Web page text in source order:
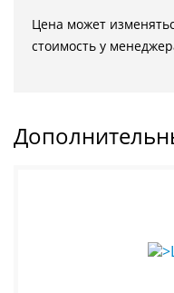
Цена может
стоимость у